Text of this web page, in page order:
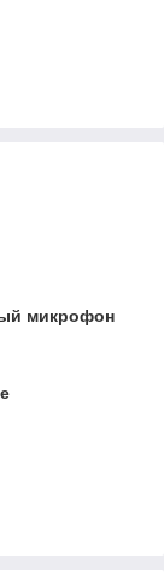
микрофон